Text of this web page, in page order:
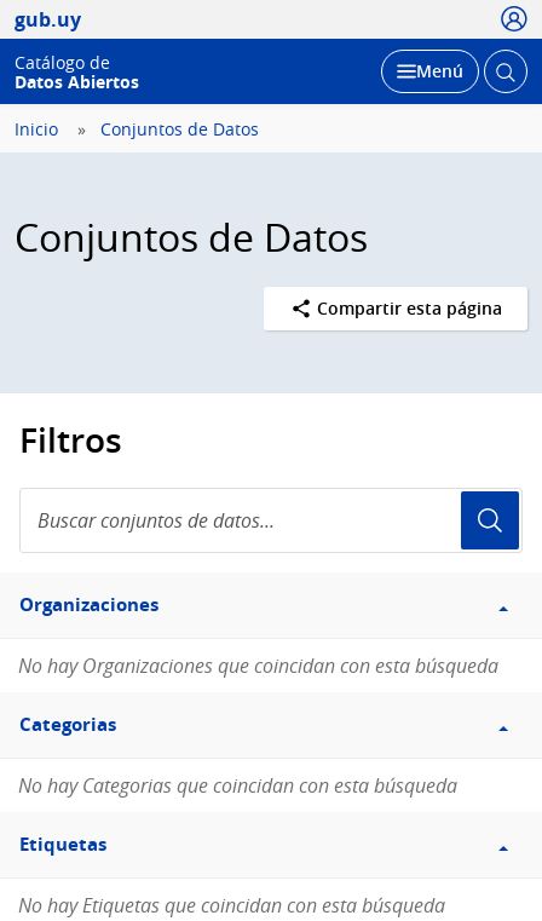
gub.uy
Catálogo de
Datos Abiertos
Desplegar
Menú Abrir
Inicio Conjuntos de Datos
Conjuntos de Datos
Compartir esta página
Filtros
conjuntos
de
Filtro
Organizaciones
Organizaciones
No hay Organizaciones que coincidan con esta búsqueda
Filtro
Categorias
Categorias
No hay Categorias que coincidan con esta búsqueda
Filtro
Etiquetas
Etiquetas
No hay Etiquetas que coincidan con esta búsqueda